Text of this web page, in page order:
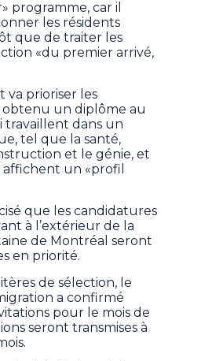
programme, car il
les résidents
que de traiter les
«du premier arrivé,
va prioriser les
un diplôme au
travaillent dans un
tel que la santé,
et le génie, et
affichent un «profil
que les candidatures
à l’extérieur de la
de Montréal seront
en priorité.
de sélection, le
a confirmé
pour le mois de
seront transmises à